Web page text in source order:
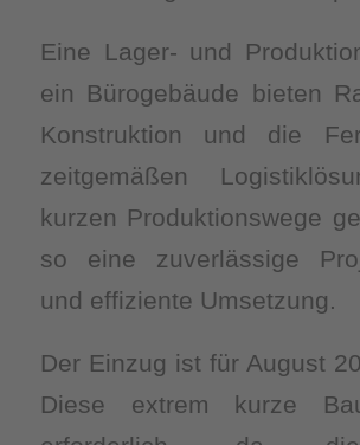
Eine Lager- und
ein Bürogebäude bieten
Konstruktion und die
zeitgemäßen
kurzen Produktionswege
so eine zuverlässige
und effiziente Umsetzung.
Der Einzug ist für August
Diese extrem kurze